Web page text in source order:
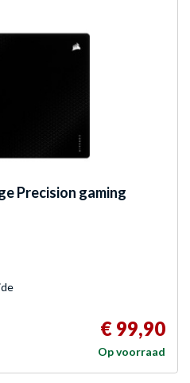
Precision gaming
€ 99,90
Op voorraad